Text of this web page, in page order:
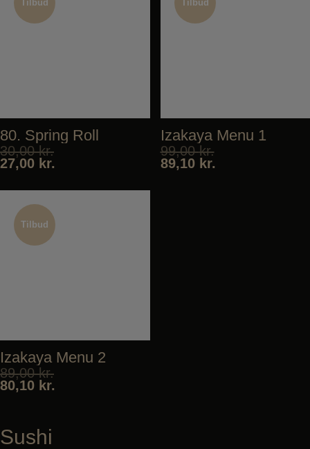
Tilbud
Tilbud
80. Spring Roll
30,00kr.
27,00 kr.
Tilbud
Tilbud
Izakaya Menu 1
99,00kr.
89,10 kr.
Tilbud
Tilbud
Izakaya Menu 2
89,00kr.
80,10 kr.
Sushi